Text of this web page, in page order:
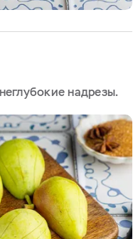
надрезы.